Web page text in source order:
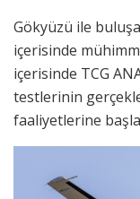
Gökyüzü ile
içerisinde
içerisinde TCG
testlerinin
faaliyetlerine